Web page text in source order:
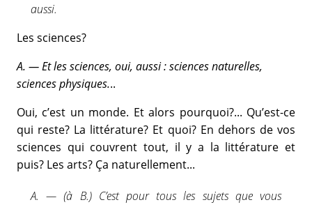
aussi.
Les sciences?
A. — Et les sciences, oui, aussi : sciences naturelles,
sciences physiques...
Oui, c’est un monde. Et alors pourquoi?... Qu’est-ce
qui reste? La littérature? Et quoi? En dehors de vos
sciences qui couvrent tout, il y a la littérature et
puis? Les arts? Ça naturellement...
A. — (à B.) C’est pour tous les sujets que vous